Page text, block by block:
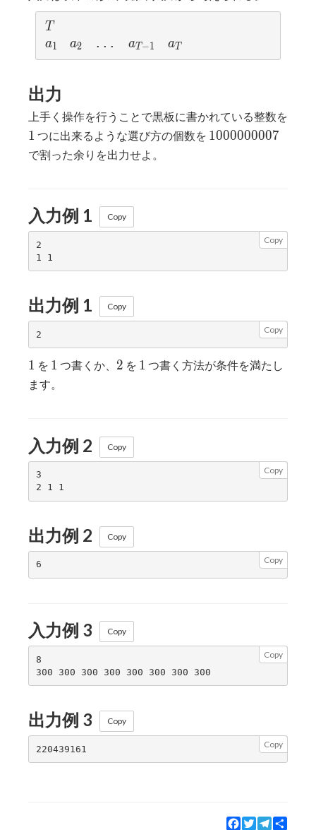
T
T
a_1
a1 a_2
a2 ... a_{T-1}
aT −1 a_T
aT
出力
上手く操作を行うことで黒板に書かれている整数を
1
1 つに出来るような選び方の個数を 1000000007
1000000007
で割った余りを出力せよ。
入力例 1 Copy
Copy
2
出力例 1 Copy
Copy
1
1 を 1
1 つ書くか、 2
2 を 1
1 つ書く方法が条件を満たし
ます。
入力例 2 Copy
Copy
3
出力例 2 Copy
Copy
入力例 3 Copy
Copy
8
出力例 3 Copy
Copy
Facebook
TwitterTelegram